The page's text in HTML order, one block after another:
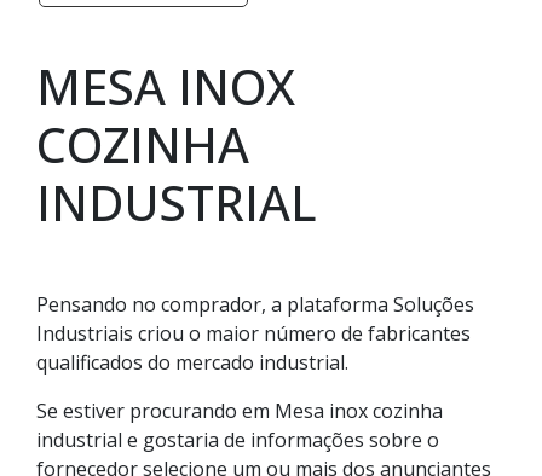
MESA INOX
COZINHA
INDUSTRIAL
Pensando no comprador, a plataforma Soluções
Industriais criou o maior número de fabricantes
qualificados do mercado industrial.
Se estiver procurando em Mesa inox cozinha
industrial e gostaria de informações sobre o
fornecedor selecione um ou mais dos anunciantes